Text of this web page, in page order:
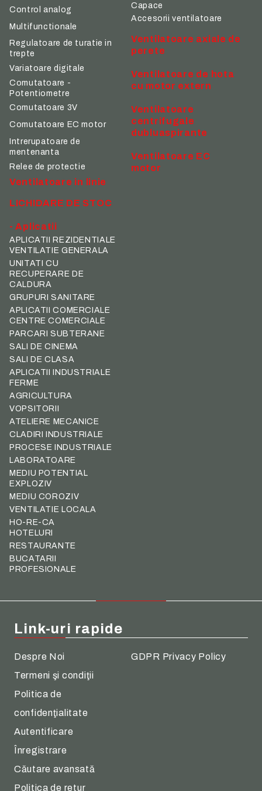
Control analog
Multifunctionale
Regulatoare de turatie in
trepte
Variatoare digitale
Comutatoare -
Potentiometre
Comutatoare 3V
Comutatoare EC motor
Intrerupatoare de
mentenanta
Relee de protectie
Capace
Accesorii ventilatoare
Ventilatoare axiale de
perete
Ventilatoare de hota
cu motor extern
Ventilatoare
centrifugale
dubluaspirante
Ventilatoare EC
motor
Ventilatoare in linie
LICHIDARE DE STOC
- Aplicatii
APLICATII REZIDENTIALE
VENTILATIE GENERALA
UNITATI CU
RECUPERARE DE
CALDURA
GRUPURI SANITARE
APLICATII COMERCIALE
CENTRE COMERCIALE
PARCARI SUBTERANE
SALI DE CINEMA
SALI DE CLASA
APLICATII INDUSTRIALE
FERME
AGRICULTURA
VOPSITORII
ATELIERE MECANICE
CLADIRI INDUSTRIALE
PROCESE INDUSTRIALE
LABORATOARE
MEDIU POTENTIAL
EXPLOZIV
MEDIU COROZIV
VENTILATIE LOCALA
HO-RE-CA
HOTELURI
RESTAURANTE
BUCATARII
PROFESIONALE
Link-uri rapide
Despre Noi
Termeni şi condiţii
Politica de
confidenţialitate
Autentificare
Înregistrare
Căutare avansată
Politica de retur
GDPR Privacy Policy